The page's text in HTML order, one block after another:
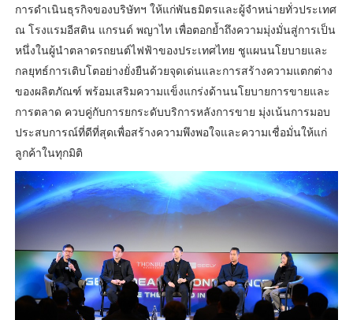
การดำเนินธุรกิจของบริษัทฯ ให้แก่พันธมิตรและผู้จำหน่ายทั่วประเทศ
ณ โรงแรมอีสติน แกรนด์ พญาไท เพื่อตอกย้ำถึงความมุ่งมั่นสู่การเป็น
หนึ่งในผู้นำตลาดรถยนต์ไฟฟ้าของประเทศไทย ชูแผนนโยบายและ
กลยุทธ์การเติบโตอย่างยั่งยืนด้วยจุดเด่นและการสร้างความแตกต่าง
ของผลิตภัณฑ์ พร้อมเสริมความแข็งแกร่งด้านนโยบายการขายและ
การตลาด ควบคู่กับการยกระดับบริการหลังการขาย มุ่งเน้นการมอบ
ประสบการณ์ที่ดีที่สุดเพื่อสร้างความพึงพอใจและความเชื่อมั่นให้แก่
ลูกค้าในทุกมิติ